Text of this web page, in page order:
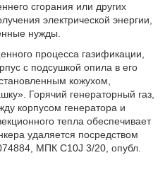
сгорания или других
электрической энергии,
нужды.
процесса газификации,
с подсушкой опила в его
кожухом,
Горячий генераторный газ,
корпусом генератора и
тепла обеспечивает
удаляется посредством
МПК C10J 3/20, опубл.